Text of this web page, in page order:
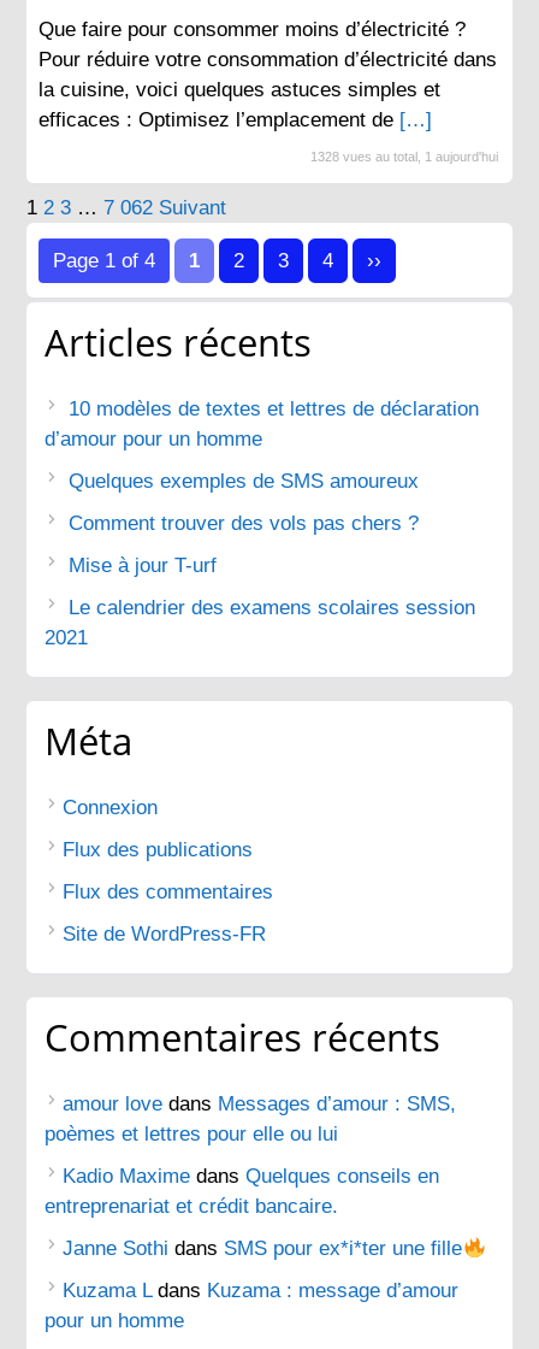
Que faire pour consommer moins d’électricité ?
Pour réduire votre consommation d’électricité dans
la cuisine, voici quelques astuces simples et
efficaces : Optimisez l’emplacement de […]
1328 vues au total, 1 aujourd'hui
Pagination
des
publications
1 2 3 … 7 062 Suivant
Page 1 of 4 1 2 3 4 ››
Articles récents
10 modèles de textes et lettres de déclaration
d’amour pour un homme
Quelques exemples de SMS amoureux
Comment trouver des vols pas chers ?
Mise à jour T-urf
Le calendrier des examens scolaires session
2021
Méta
Connexion
Flux des publications
Flux des commentaires
Site de WordPress-FR
Commentaires récents
amour love dans Messages d’amour : SMS,
poèmes et lettres pour elle ou lui
Kadio Maxime dansQuelques conseils en
entreprenariat et crédit bancaire.
Janne Sothi dans SMS pour ex*i*ter une fille
Kuzama Ldans Kuzama : message d’amour
pour un homme